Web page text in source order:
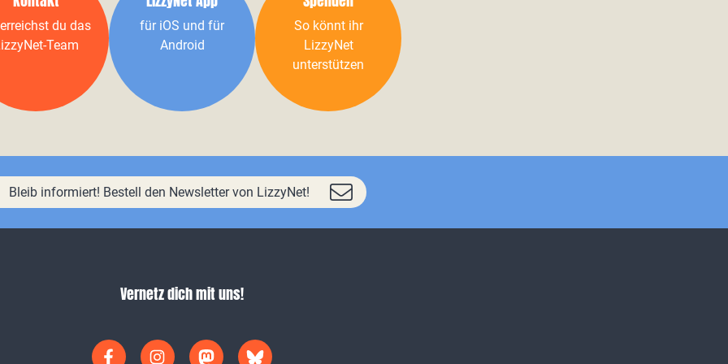
du das
Team
für iOS und für
Android
So könnt ihr
LizzyNet
unterstützen
Bleib informiert! Bestell den Newsletter von LizzyNet!
Vernetz dich mit uns!